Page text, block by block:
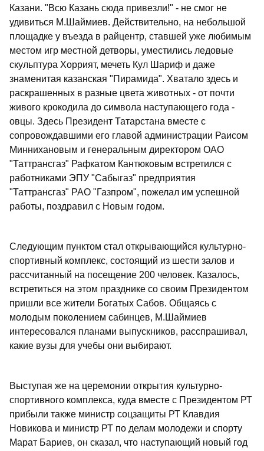
Казани. "Всю Казань сюда привезли!" - не смог не
удивиться М.Шаймиев. Действительно, на небольшой
площадке у въезда в райцентр, ставшей уже любимым
местом игр местной детворы, уместились ледовые
скульптура Хоррият, мечеть Кул Шариф и даже
знаменитая казанская "Пирамида". Хватало здесь и
раскрашенных в разные цвета животных - от почти
живого крокодила до символа наступающего года -
овцы. Здесь Президент Татарстана вместе с
сопровождавшими его главой администрации Раисом
Миннихановым и генеральным директором ОАО
"Таттрансгаз" Рафкатом Кантюковым встретился с
работниками ЭПУ "Сабыгаз" предприятия
"Таттрансгаз" РАО "Газпром", пожелал им успешной
работы, поздравил с Новым годом.
Следующим пунктом стал открывающийся культурно-
спортивный комплекс, состоящий из шести залов и
рассчитанный на посещение 200 человек. Казалось,
встретиться на этом празднике со своим Президентом
пришли все жители Богатых Сабов. Общаясь с
молодым поколением сабинцев, М.Шаймиев
интересовался планами выпускников, расспрашивал,
какие вузы для учебы они выбирают.
Выступая же на церемонии открытия культурно-
спортивного комплекса, куда вместе с Президентом РТ
прибыли также министр соцзащиты РТ Клавдия
Новикова и министр РТ по делам молодежи и спорту
Марат Бариев, он сказал, что наступающий новый год